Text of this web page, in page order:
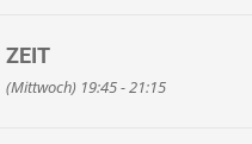
Dauer: ca. 90 Minuten
Strecke: ca. 1,8 Kilometer
ZEIT
(Mittwoch) 19:45 - 21:15